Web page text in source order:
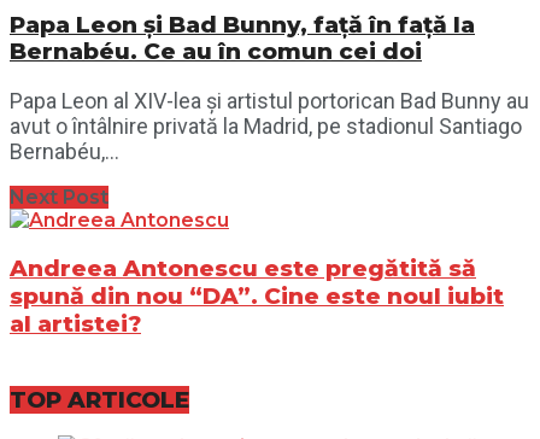
Papa Leon și Bad Bunny, față în față la
Bernabéu. Ce au în comun cei doi
Papa Leon al XIV-lea și artistul portorican Bad Bunny au
avut o întâlnire privată la Madrid, pe stadionul Santiago
Bernabéu,...
Next Post
Andreea Antonescu este pregătită să
spună din nou “DA”. Cine este noul iubit
al artistei?
TOP ARTICOLE